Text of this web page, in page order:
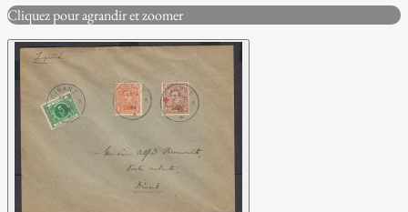
Cliquez pour agrandir et zoomer